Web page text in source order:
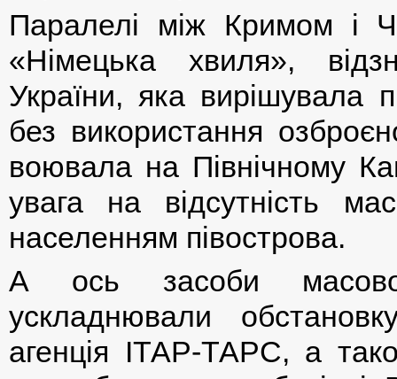
Паралелі між Кримом і
«Німецька хвиля»,
України, яка вирішувала
без використання
воювала на Північному
увага на відсутність
населенням півострова.
А ось засоби
ускладнювали
агенція ІТАР-ТАРС, а